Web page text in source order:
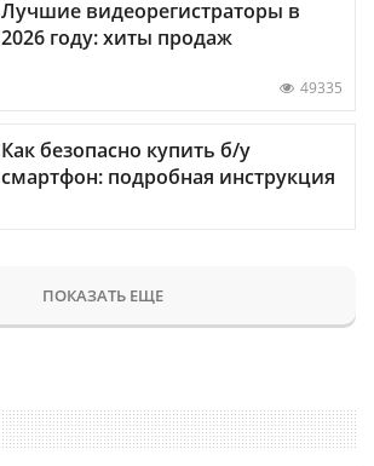
Лучшие видеорегистраторы в
2026 году: хиты продаж
49335
Как безопасно купить б/у
смартфон: подробная инструкция
ПОКАЗАТЬ ЕЩЕ